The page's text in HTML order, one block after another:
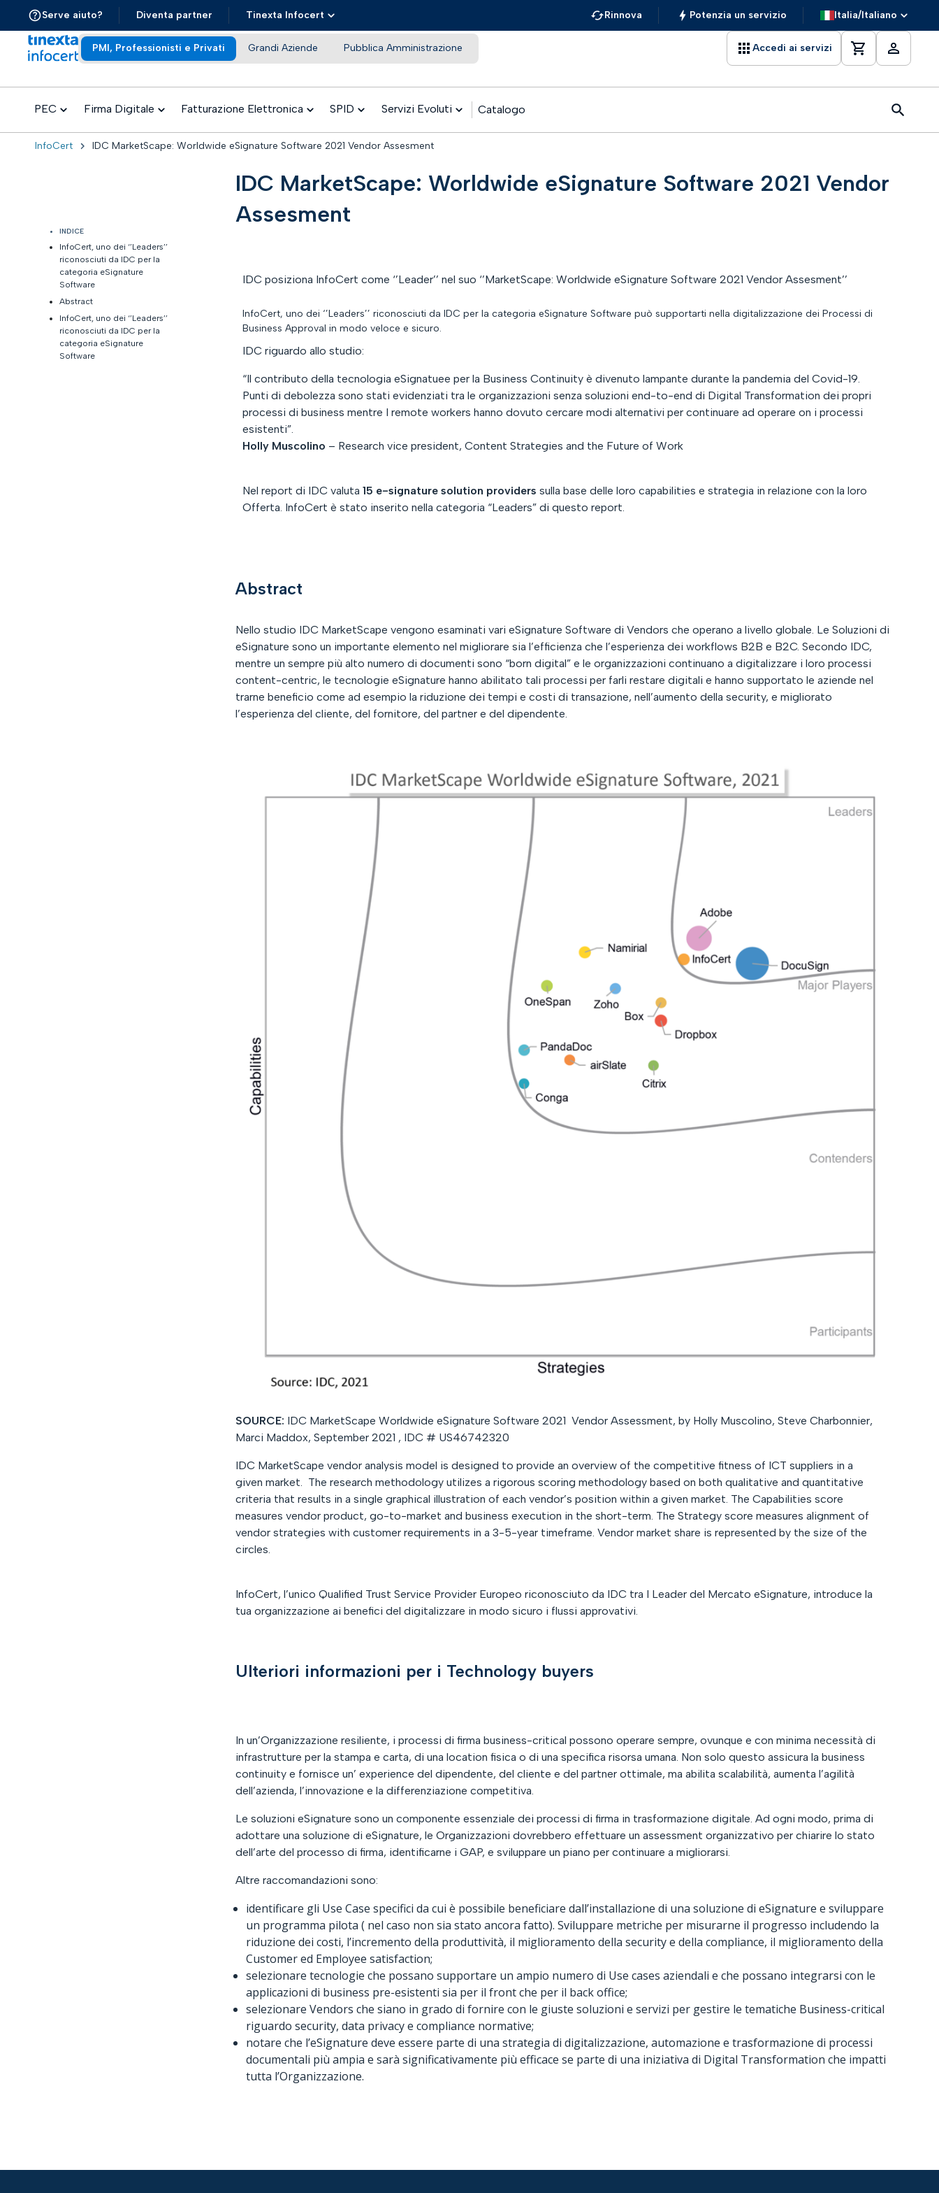
Serve aiuto? Diventa partner Tinexta Infocert Rinnova Potenzia un servizio Italia/Italiano
PMI, Professionisti e Privati Grandi Aziende Pubblica Amministrazione Accedi ai servizi
PEC Firma Digitale Fatturazione Elettronica SPID Servizi Evoluti Catalogo
InfoCert IDC MarketScape: Worldwide eSignature Software 2021 Vendor Assesment
INDICE
InfoCert, uno dei ‘’Leaders’’
riconosciuti da IDC per la
categoria eSignature
Software
Abstract
InfoCert, uno dei ‘’Leaders’’
riconosciuti da IDC per la
categoria eSignature
Software
IDC MarketScape: Worldwide eSignature Software 2021 Vendor
Assesment
IDC posiziona InfoCert come ‘’Leader’’ nel suo ‘’MarketScape: Worldwide eSignature Software 2021 Vendor Assesment’’
InfoCert, uno dei ‘’Leaders’’ riconosciuti da IDC per la categoria eSignature Software può supportarti nella digitalizzazione dei Processi di
Business Approval in modo veloce e sicuro.
IDC riguardo allo studio:
“Il contributo della tecnologia eSignatuee per la Business Continuity è divenuto lampante durante la pandemia del Covid-19.
Punti di debolezza sono stati evidenziati tra le organizzazioni senza soluzioni end-to-end di Digital Transformation dei propri
processi di business mentre I remote workers hanno dovuto cercare modi alternativi per continuare ad operare on i processi
esistenti”.
Holly Muscolino – Research vice president, Content Strategies and the Future of Work
Nel report di IDC valuta15 e-signature solution providers sulla base delle loro capabilities e strategia in relazione con la loro
Offerta. InfoCert è stato inserito nella categoria “Leaders” di questo report.
Abstract
Nello studio IDC MarketScape vengono esaminati vari eSignature Software di Vendors che operano a livello globale. Le Soluzioni di
eSignature sono un importante elemento nel migliorare sia l’efficienza che l’esperienza dei workflows B2B e B2C. Secondo IDC,
mentre un sempre più alto numero di documenti sono “born digital” e le organizzazioni continuano a digitalizzare i loro processi
content-centric, le tecnologie eSignature hanno abilitato tali processi per farli restare digitali e hanno supportato le aziende nel
trarne beneficio come ad esempio la riduzione dei tempi e costi di transazione, nell’aumento della security, e migliorato
l’esperienza del cliente, del fornitore, del partner e del dipendente.
SOURCE: IDC MarketScape Worldwide eSignature Software 2021 Vendor Assessment, by Holly Muscolino, Steve Charbonnier,
Marci Maddox, September 2021 , IDC # US46742320
IDC MarketScape vendor analysis model is designed to provide an overview of the competitive fitness of ICT suppliers in a
given market. The research methodology utilizes a rigorous scoring methodology based on both qualitative and quantitative
criteria that results in a single graphical illustration of each vendor’s position within a given market. The Capabilities score
measures vendor product, go-to-market and business execution in the short-term. The Strategy score measures alignment of
vendor strategies with customer requirements in a 3-5-year timeframe. Vendor market share is represented by the size of the
circles.
InfoCert, l’unico Qualified Trust Service Provider Europeo riconosciuto da IDC tra I Leader del Mercato eSignature, introduce la
tua organizzazione ai benefici del digitalizzare in modo sicuro i flussi approvativi.
Ulteriori informazioni per i Technology buyers
In un’Organizzazione resiliente, i processi di firma business-critical possono operare sempre, ovunque e con minima necessità di
infrastrutture per la stampa e carta, di una location fisica o di una specifica risorsa umana. Non solo questo assicura la business
continuity e fornisce un’ experience del dipendente, del cliente e del partner ottimale, ma abilita scalabilità, aumenta l’agilità
dell’azienda, l’innovazione e la differenziazione competitiva.
Le soluzioni eSignature sono un componente essenziale dei processi di firma in trasformazione digitale. Ad ogni modo, prima di
adottare una soluzione di eSignature, le Organizzazioni dovrebbero effettuare un assessment organizzativo per chiarire lo stato
dell’arte del processo di firma, identificarne i GAP, e sviluppare un piano per continuare a migliorarsi.
Altre raccomandazioni sono:
identificare gli Use Case specifici da cui è possibile beneficiare dall’installazione di una soluzione di eSignature e sviluppare
un programma pilota ( nel caso non sia stato ancora fatto). Sviluppare metriche per misurarne il progresso includendo la
riduzione dei costi, l’incremento della produttività, il miglioramento della security e della compliance, il miglioramento della
Customer ed Employee satisfaction;
selezionare tecnologie che possano supportare un ampio numero di Use cases aziendali e che possano integrarsi con le
applicazioni di business pre-esistenti sia per il front che per il back office;
selezionare Vendors che siano in grado di fornire con le giuste soluzioni e servizi per gestire le tematiche Business-critical
riguardo security, data privacy e compliance normative;
notare che l’eSignature deve essere parte di una strategia di digitalizzazione, automazione e trasformazione di processi
documentali più ampia e sarà significativamente più efficace se parte di una iniziativa di Digital Transformation che impatti
tutta l’Organizzazione.